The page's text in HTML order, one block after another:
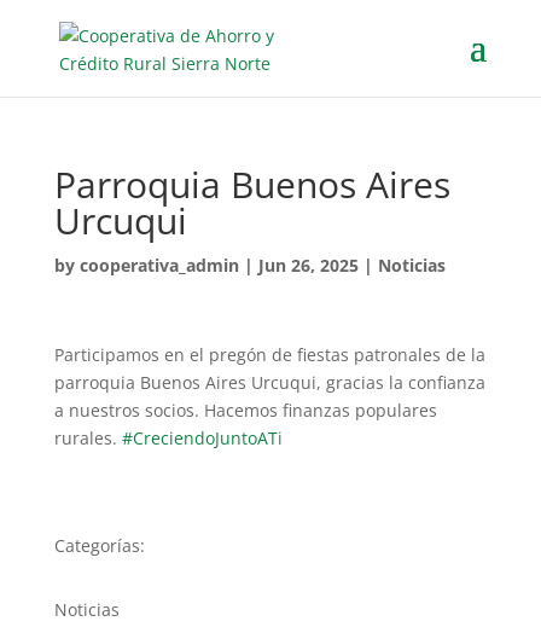
Parroquia Buenos Aires
Urcuqui
by cooperativa_admin| Jun 26, 2025| Noticias
Participamos en el pregón de fiestas patronales de la
parroquia Buenos Aires Urcuqui, gracias la confianza
a nuestros socios. Hacemos finanzas populares
rurales. #CreciendoJuntoATi
Categorías:
Noticias